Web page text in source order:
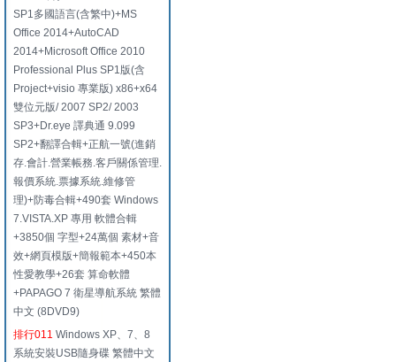
SP1多國語言(含繁中)+MS
Office 2014+AutoCAD
2014+Microsoft Office 2010
Professional Plus SP1版(含
Project+visio 專業版) x86+x64
雙位元版/ 2007 SP2/ 2003
SP3+Dr.eye 譯典通 9.099
SP2+翻譯合輯+正航一號(進銷
存.會計.營業帳務.客戶關係管理.
報價系統.票據系統.維修管
理)+防毒合輯+490套 Windows
7.VISTA.XP 專用 軟體合輯
+3850個 字型+24萬個 素材+音
效+網頁模版+簡報範本+450本
性愛教學+26套 算命軟體
+PAPAGO 7 衛星導航系統 繁體
中文 (8DVD9)
排行011 Windows XP、7、8
系統安裝USB隨身碟 繁體中文